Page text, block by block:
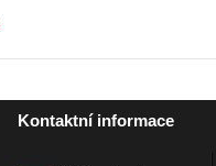
Kontaktní informace